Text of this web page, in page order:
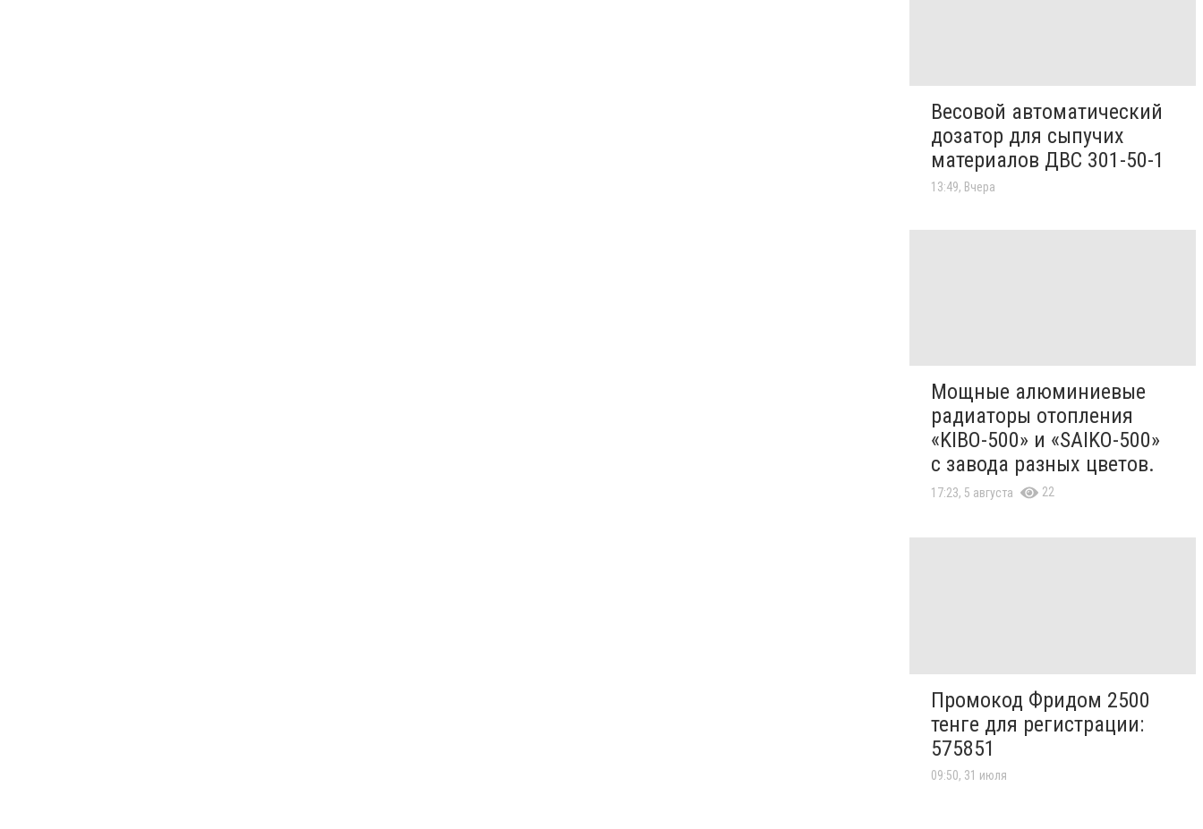
Весовой автоматический
дозатор для сыпучих
материалов ДВС 301-50-1
13:49, Вчера
Мощные алюминиевые
радиаторы отопления
«KIBO-500» и «SAIKO-500»
с завода разных цветов.
17:23, 5 августа 22
Промокод Фридом 2500
тенге для регистрации:
575851
09:50, 31 июля